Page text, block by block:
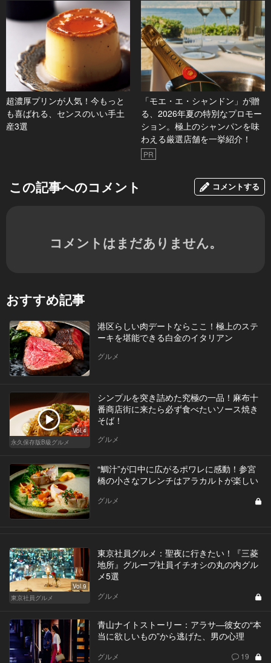
超濃厚プリンが人気！今もっと
も喜ばれる、センスのいい手土
産3選
「モエ・エ・シャンドン」が贈
る、2026年夏の特別なプロモー
ション。極上のシャンパンを味
わえる厳選店舗を一挙紹介！
PR
この記事へのコメント コメントする
コメントはまだありません。
おすすめ記事
港区らしい肉デートならここ！極上のステ
ーキを堪能できる白金のイタリアン
グルメ
Vol.4
永久保存版B級グルメ
シンプルを突き詰めた究極の一品！麻布十
番商店街に来たら必ず食べたいソース焼き
そば！
グルメ
“鯛汁”が口中に広がるポワレに感動！参宮
橋の小さなフレンチはアラカルトが楽しい
グルメ
Vol.9
東京社員グルメ
東京社員グルメ：聖夜に行きたい！『三菱
地所』グループ社員イチオシの丸の内グル
メ5選
グルメ
青山ナイトストーリー：アラサ―彼女の“本
当に欲しいもの”から逃げた、男の心理
グルメ 19